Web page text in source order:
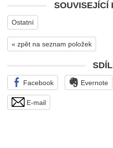
SOUVISEJÍCÍ
Ostatní
« zpět na seznam položek
Facebook Evernote
E-mail